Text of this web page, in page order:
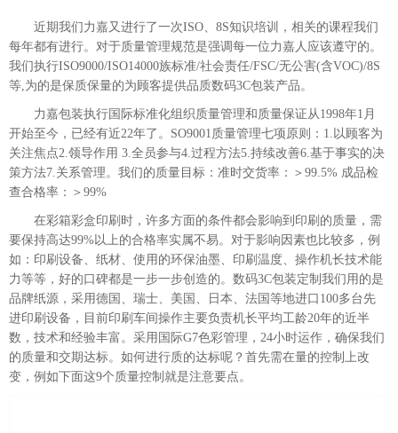
近期我们力嘉又进行了一次ISO、8S知识培训，相关的课程我们
每年都有进行。对于质量管理规范是强调每一位力嘉人应该遵守的。
我们执行ISO9000/ISO14000族标准/社会责任/FSC/无公害(含VOC)/8S
等,为的是保质保量的为顾客提供品质数码3C包装产品。
力嘉包装执行国际标准化组织质量管理和质量保证从1998年1月
开始至今，已经有近22年了。SO9001质量管理七项原则：1.以顾客为
关注焦点2.领导作用 3.全员参与4.过程方法5.持续改善6.基于事实的决
策方法7.关系管理。我们的质量目标：准时交货率：＞99.5% 成品检
查合格率：＞99%
在彩箱彩盒印刷时，许多方面的条件都会影响到印刷的质量，需
要保持高达99%以上的合格率实属不易。对于影响因素也比较多，例
如：印刷设备、纸材、使用的环保油墨、印刷温度、操作机长技术能
力等等，好的口碑都是一步一步创造的。数码3C包装定制我们用的是
品牌纸源，采用德国、瑞士、美国、日本、法国等地进口100多台先
进印刷设备，目前印刷车间操作主要负责机长平均工龄20年的近半
数，技术和经验丰富。采用国际G7色彩管理，24小时运作，确保我们
的质量和交期达标。如何进行质的达标呢？首先需在量的控制上改
变，例如下面这9个质量控制就是注意要点。